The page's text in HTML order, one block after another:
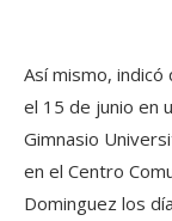
Así mismo,
el 15 de junio en
Gimnasio
en el Centro
Dominguez los